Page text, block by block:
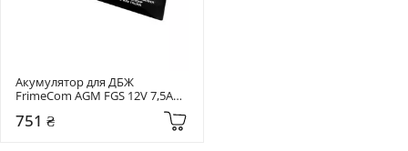
Акумулятор для ДБЖ
FrimeCom AGM FGS 12V 7,5Ah
751 ₴